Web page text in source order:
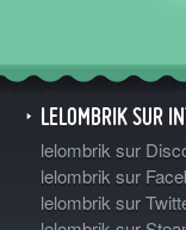
LELOMBRIK SUR
lelombrik sur
lelombrik sur
lelombrik sur